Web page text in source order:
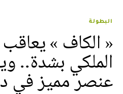
البطولة
« الكاف »
الملكي بشدة..
عنصر مميز في